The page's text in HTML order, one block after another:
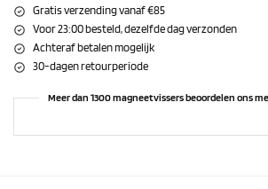
Gratis verzending vanaf €85
Voor 23:00 besteld, dezelfde dag verzonden
Achteraf betalen mogelijk
30-dagen retourperiode
Meer dan 1300 magneetvissers beoordelen ons